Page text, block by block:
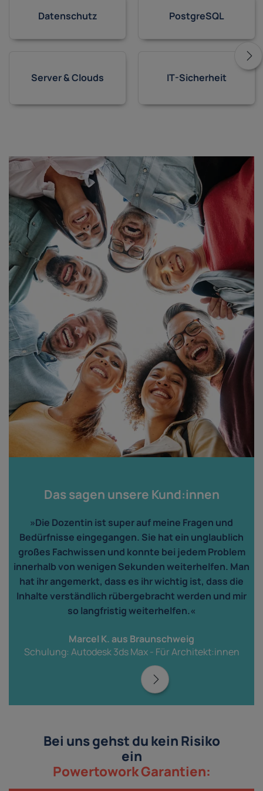
Datenschutz
Server & Clouds
PostgreSQL
IT-Sicherheit
Das sagen unsere Kund:innen
»Die Dozentin ist super auf meine Fragen und
Bedürfnisse eingegangen. Sie hat ein unglaublich
großes Fachwissen und konnte bei jedem Problem
innerhalb von wenigen Sekunden weiterhelfen. Man
hat ihr angemerkt, dass es ihr wichtig ist, dass die
Inhalte verständlich rübergebracht werden und mir
so langfristig weiterhelfen.«
Marcel K. aus Braunschweig
Schulung: Autodesk 3ds Max - Für Architekt:innen
Bei uns gehst du kein Risiko
ein
Powertowork Garantien: